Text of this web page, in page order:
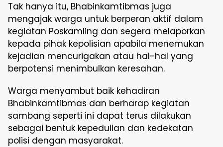
Tak hanya itu, Bhabinkamtibmas juga
mengajak warga untuk berperan aktif dalam
kegiatan Poskamling dan segera melaporkan
kepada pihak kepolisian apabila menemukan
kejadian mencurigakan atau hal-hal yang
berpotensi menimbulkan keresahan.
Warga menyambut baik kehadiran
Bhabinkamtibmas dan berharap kegiatan
sambang seperti ini dapat terus dilakukan
sebagai bentuk kepedulian dan kedekatan
polisi dengan masyarakat.